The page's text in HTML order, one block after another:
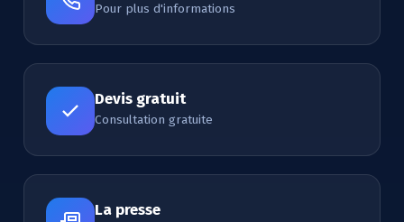
Pour plus d'informations
Devis gratuit
Consultation gratuite
La presse